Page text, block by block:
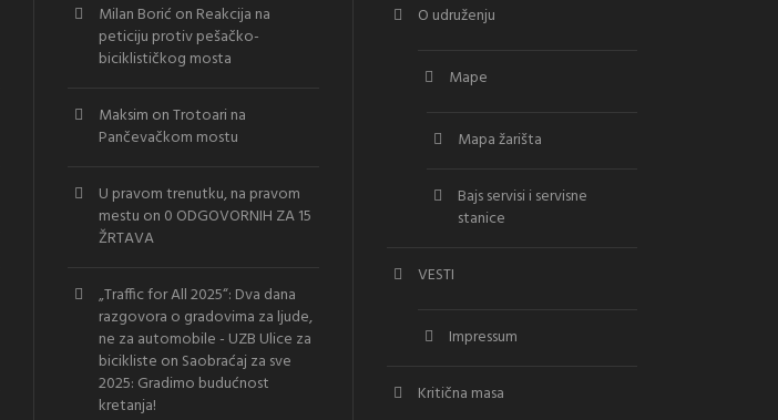
Milan Borić on Reakcija na
peticiju protiv pešačko-
biciklističkog mosta
Maksim onTrotoari na
Pančevačkom mostu
U pravom trenutku, na pravom
mestu on 0 ODGOVORNIH ZA 15
ŽRTAVA
„Traffic for All 2025“: Dva dana
razgovora o gradovima za ljude,
ne za automobile - UZB Ulice za
bicikliste on Saobraćaj za sve
2025: Gradimo budućnost
kretanja!
O udruženju
Mape
Mapa žarišta
Bajs servisi i servisne
stanice
VESTI
Impressum
Kritična masa